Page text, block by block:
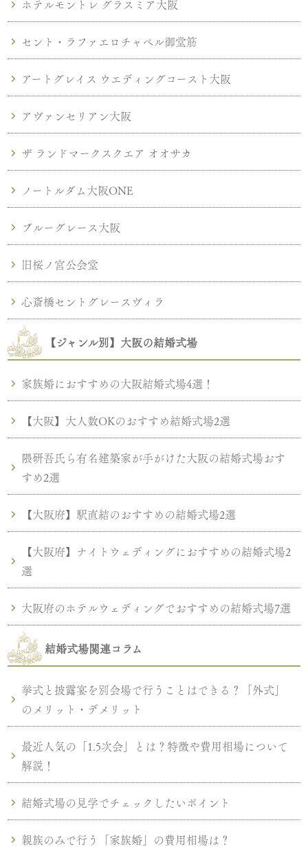
ホテルモントレ グラスミア大阪
セント・ラファエロチャペル御堂筋
アートグレイス ウエディングコースト大阪
アヴァンセリアン大阪
ザ ランドマークスクエア オオサカ
ノートルダム大阪ONE
ブルーグレース大阪
旧桜ノ宮公会堂
心斎橋セントグレースヴィラ
【ジャンル別】大阪の結婚式場
家族婚におすすめの大阪結婚式場4選！
【大阪】大人数OKのおすすめ結婚式場2選
隈研吾氏ら有名建築家が手がけた大阪の結婚式場おす
すめ2選
【大阪府】駅直結のおすすめの結婚式場2選
【大阪府】ナイトウェディングにおすすめの結婚式場2
選
大阪府のホテルウェディングでおすすめの結婚式場7選
結婚式場関連コラム
挙式と披露宴を別会場で行うことはできる？「外式」
のメリット・デメリット
最近人気の「1.5次会」とは？特徴や費用相場について
解説！
結婚式場の見学でチェックしたいポイント
親族のみで行う「家族婚」の費用相場は？